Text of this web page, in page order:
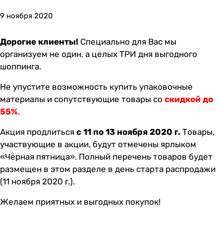
9 ноября 2020
Дорогие клиенты! Специально для Вас мы
организуем не один, а целых ТРИ дня выгодного
шоппинга.
Не упустите возможность купить упаковочные
материалы и сопутствующие товары со скидкой до
55%.
Акция продлиться с 11 по 13 ноября 2020 г. Товары,
участвующие в акции, будут отмечены ярлыком
«Чёрная пятница». Полный перечень товаров будет
размещен в этом разделе в день старта распродажи
(11 ноября 2020 г.).
Желаем приятных и выгодных покупок!